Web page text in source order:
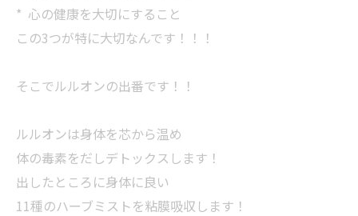
* 心の健康を大切にすること
この3つが特に大切なんです！！！
そこでルルオンの出番です！！
ルルオンは身体を芯から温め
体の毒素をだしデトックスします！
出したところに身体に良い
11種のハーブミストを粘膜吸収します！